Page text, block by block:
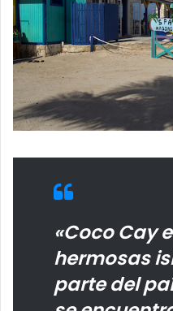
«Coco Cay
hermosas
parte del